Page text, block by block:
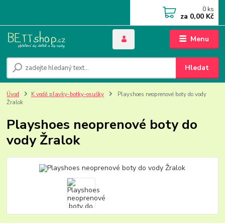
Menu
Hledat
0 ks
za 0,00 Kč
Úvod K vodě plavky-botky-osušky
Playshoes neoprenové boty do vody
Žralok
Playshoes neoprenové boty do
vody Žralok